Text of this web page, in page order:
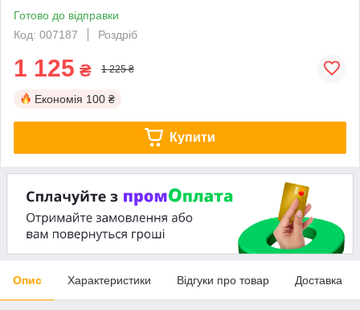
Готово до відправки
Код: 007187
Роздріб
1 125 ₴ 1 225 ₴
Економія 100 ₴
Купити
Опис Характеристики Відгуки про товар Доставка